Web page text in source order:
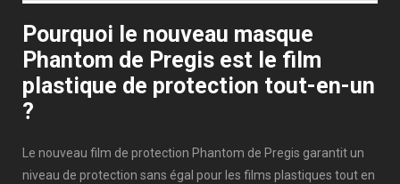
Pourquoi le nouveau masque
Phantom de Pregis est le film
plastique de protection tout-en-un
?
Le nouveau film de protection Phantom de Pregis garantit un
niveau de protection sans égal pour les films plastiques tout en